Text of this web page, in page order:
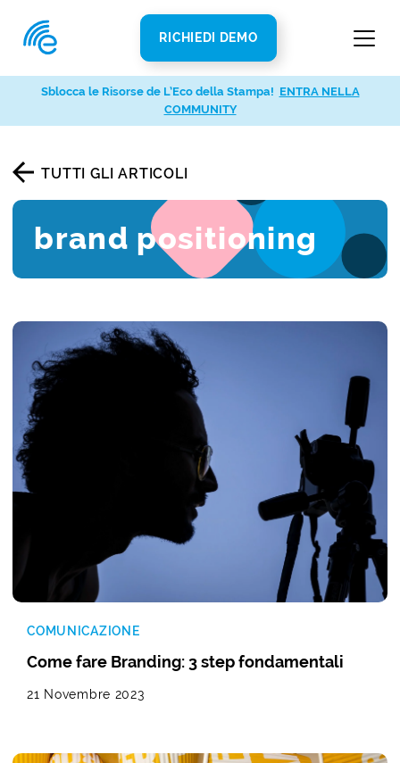
RICHIEDI DEMO
TUTTI GLI ARTICOLI
brand positioning
COMUNICAZIONE
Come fare Branding: 3 step fondamentali
21 Novembre 2023
Sblocca le Risorse de L’Eco della Stampa! ENTRA NELLA
COMMUNITY